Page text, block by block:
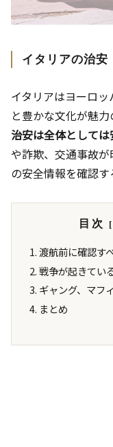
イタリアの治安
イタリアはヨーロ
と豊かな文化が魅力
治安は全体としては
や詐欺、交通事故
の安全情報を確認す
目次
渡航前に確認す
戦争が起きてい
ギャング、マフ
まとめ